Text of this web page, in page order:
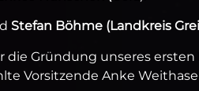
Stefan Böhme (Landkreis
die Gründung unseres
Vorsitzende Anke